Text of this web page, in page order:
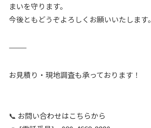
まいを守ります。
今後ともどうぞよろしくお願いいたします。
⸻
お見積り・現地調査も承っております！
📞 お問い合わせはこちらから